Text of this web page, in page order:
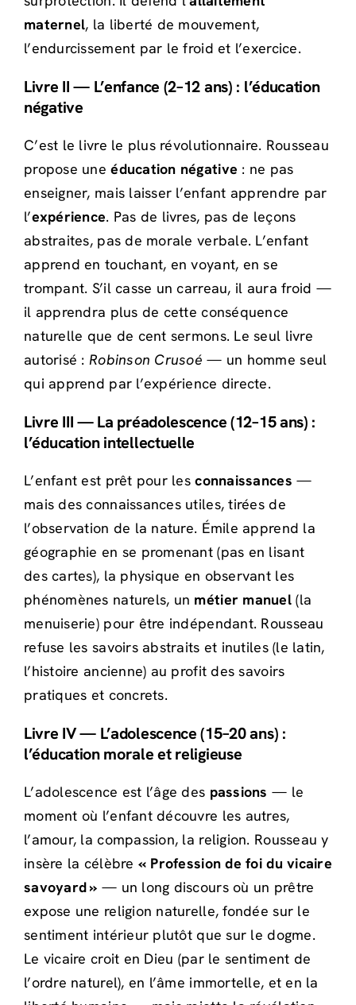
maternel, la liberté de mouvement,
l’endurcissement par le froid et l’exercice.
Livre II — L’enfance (2–12 ans) : l’éducation
négative
C’est le livre le plus révolutionnaire. Rousseau
propose uneéducation négative : ne pas
enseigner, mais laisser l’enfant apprendre par
l’expérience. Pas de livres, pas de leçons
abstraites, pas de morale verbale. L’enfant
apprend en touchant, en voyant, en se
trompant. S’il casse un carreau, il aura froid —
il apprendra plus de cette conséquence
naturelle que de cent sermons. Le seul livre
autorisé : Robinson Crusoé — un homme seul
qui apprend par l’expérience directe.
Livre III — La préadolescence (12–15 ans) :
l’éducation intellectuelle
L’enfant est prêt pour lesconnaissances —
mais des connaissances utiles, tirées de
l’observation de la nature. Émile apprend la
géographie en se promenant (pas en lisant
des cartes), la physique en observant les
phénomènes naturels, un métier manuel (la
menuiserie) pour être indépendant. Rousseau
refuse les savoirs abstraits et inutiles (le latin,
l’histoire ancienne) au profit des savoirs
pratiques et concrets.
Livre IV — L’adolescence (15–20 ans) :
l’éducation morale et religieuse
L’adolescence est l’âge des passions — le
moment où l’enfant découvre les autres,
l’amour, la compassion, la religion. Rousseau y
insère la célèbre « Profession de foi du vicaire
savoyard » — un long discours où un prêtre
expose une religion naturelle, fondée sur le
sentiment intérieur plutôt que sur le dogme.
Le vicaire croit en Dieu (par le sentiment de
l’ordre naturel), en l’âme immortelle, et en la